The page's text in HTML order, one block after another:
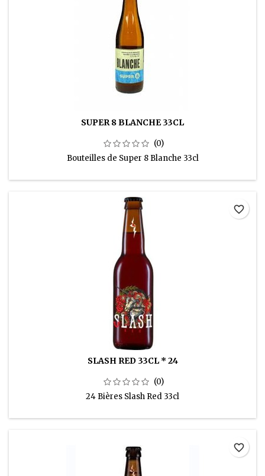
SUPER 8 BLANCHE 33CL
(0)
Bouteilles de Super 8 Blanche 33cl
SLASH RED 33CL * 24
(0)
24 Bières Slash Red 33cl
favorite_border
favorite_border